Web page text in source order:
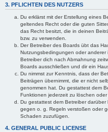
3. PFLICHTEN DES NUTZERS
Du erklärst mit der Erstellung eines
geltendes Recht oder die guten
das Recht besitzt, die in deinen
bzw. zu verwenden.
Der Betreiber des Boards übt das
Nutzungsbedingungen oder
Betreiber dich nach Abmahnung
Boards ausschließen und dir ein
Du nimmst zur Kenntnis, dass der
Beiträgen übernimmt, die er nicht
genommen hat. Du gestattest dem
Funktionen jederzeit zu löschen oder
Du gestattest dem Betreiber
gegen o. g. Regeln verstoßen oder
Schaden zuzufügen.
4. GENERAL PUBLIC LICENSE